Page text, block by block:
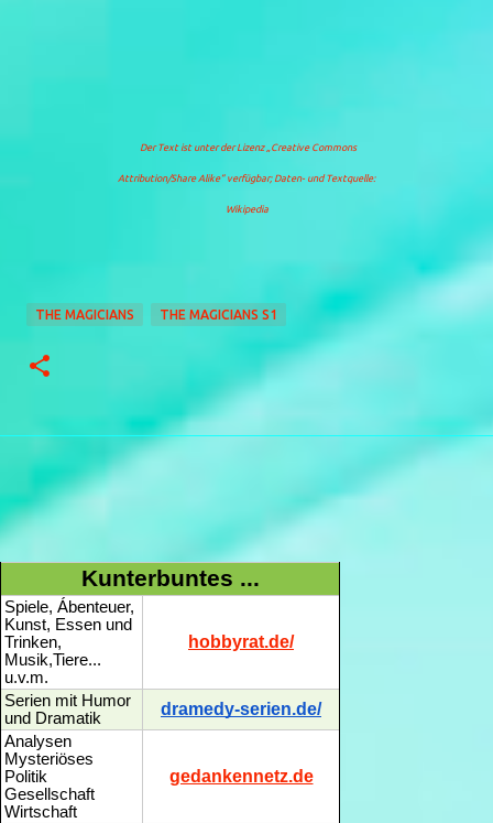
Der Text ist unter der Lizenz„Creative Commons
Attribution/Share Alike“verfügbar; Daten- und Textquelle:
Wikipedia
THE MAGICIANS THE MAGICIANS S1
Kunterbuntes ...
Spiele, Ábenteuer,
Kunst, Essen und
Trinken,
Musik,Tiere...
u.v.m.
hobbyrat.de/
Serien mit Humor
und Dramatik
dramedy-serien.de/
Analysen
Mysteriöses
Politik
Gesellschaft
Wirtschaft
gedankennetz.de